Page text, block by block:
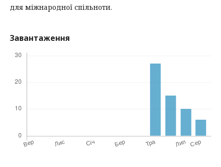
для міжнародної спільноти.
Завантаження